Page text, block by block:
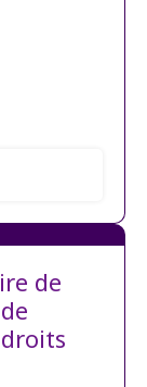
de